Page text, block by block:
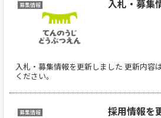
募集情報 入札・募集
入札・募集情報を更新しました 更新内容
ください。
募集情報 採用情報を